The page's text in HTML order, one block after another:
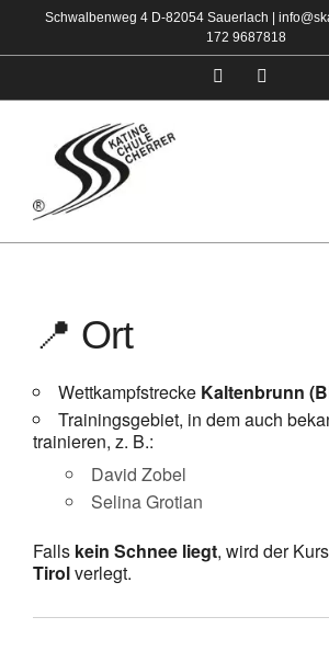
Schwalbenweg 4 D-82054 Sauerlach |
172 9687818
Facebook
📍 Ort
Wettkampfstrecke Kaltenbrunn
Trainingsgebiet, in dem auch
trainieren, z. B.:
David Zobel
Selina Grotian
Falls kein Schnee liegt, wird der
Tirolverlegt.